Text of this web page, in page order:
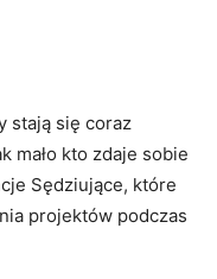
stają się coraz⁤
mało‍ kto zdaje sobie
Sędziujące, które
projektów podczas